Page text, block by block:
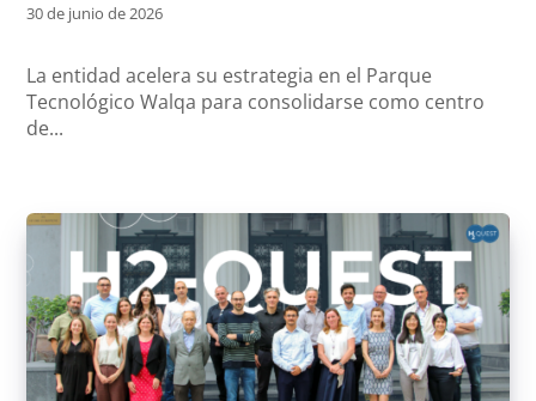
30 de junio de 2026
La entidad acelera su estrategia en el Parque
Tecnológico Walqa para consolidarse como centro
de...